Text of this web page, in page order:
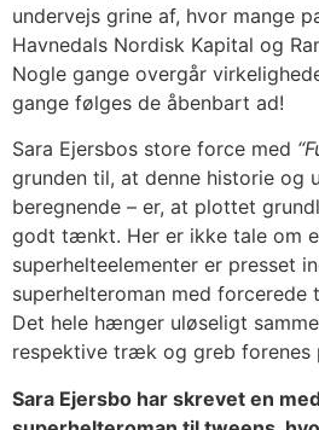
undervejs grine af, hvor mange
Havnedals Nordisk Kapital og
Nogle gange overgår
gange følges de åbenbart ad!
Sara Ejersbos store force med
grunden til, at denne historie og
beregnende – er, at plottet
godt tænkt. Her er ikke tale om
superhelteelementer er presset
superhelteroman med
Det hele hænger uløseligt
respektive træk og greb forenes
Sara Ejersbo har skrevet en